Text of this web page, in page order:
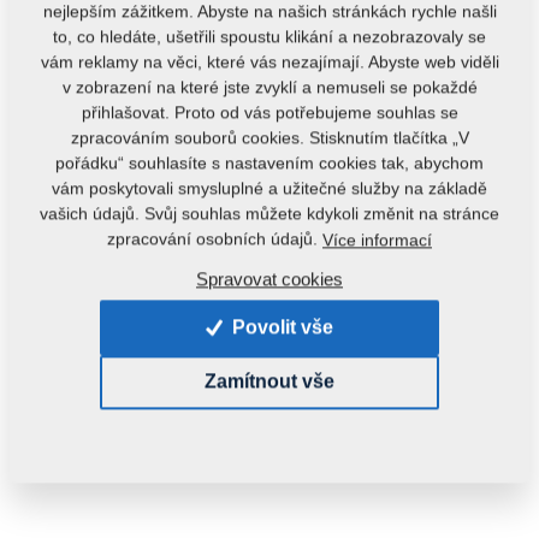
Kód produktu: 3001333
Tento díl je použitelný i pro následující stroje:
30,0250 kg
nejlepším zážitkem. Abyste na našich stránkách rychle našli
to, co hledáte, ušetřili spoustu klikání a nezobrazovaly se
vám reklamy na věci, které vás nezajímají. Abyste web viděli
v zobrazení na které jste zvyklí a nemuseli se pokaždé
přihlašovat. Proto od vás potřebujeme souhlas se
zpracováním souborů cookies. Stisknutím tlačítka „V
pořádku“ souhlasíte s nastavením cookies tak, abychom
vám poskytovali smysluplné a užitečné služby na základě
vašich údajů. Svůj souhlas můžete kdykoli změnit na stránce
zpracování osobních údajů. Více informací
Spravovat cookies
Povolit vše
Zamítnout vše